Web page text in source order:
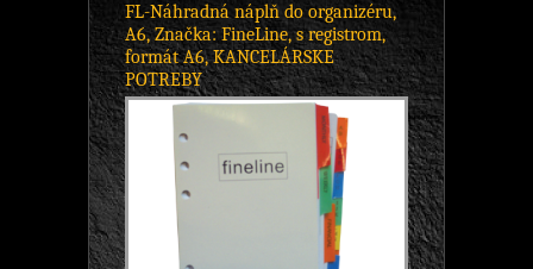
FL-Náhradná náplň do organizéru,
A6, Značka: FineLine, s registrom,
formát A6, KANCELÁRSKE
POTREBY